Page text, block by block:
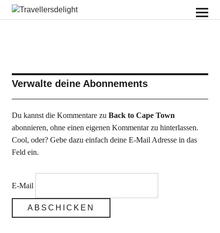
Travellersdelight
Verwalte deine Abonnements
Du kannst die Kommentare zu Back to Cape Town
abonnieren, ohne einen eigenen Kommentar zu hinterlassen.
Cool, oder? Gebe dazu einfach deine E-Mail Adresse in das
Feld ein.
E-Mail